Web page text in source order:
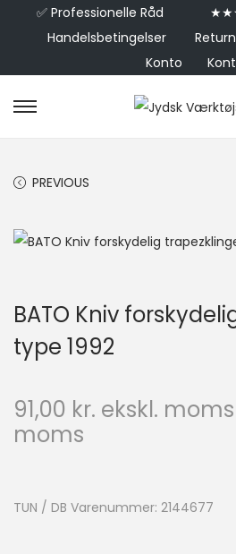
✅ Professionelle Råd
Handelsbetingelser
Konto
PREVIOUS
BATO Kniv
type 1992
91,00 kr. ekskl. moms
moms
TUN / DB Varenummer: 2144677